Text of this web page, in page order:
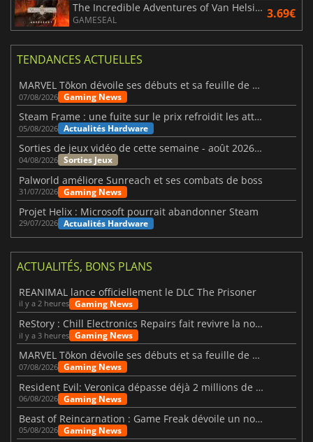
The Incredible Adventures of Van Helsing Anthology
GAMESEAL 3.69€
TENDANCES ACTUELLES
MARVEL Tōkon dévoile ses débuts et sa feuille de route
07/08/2026 Gaming News
Steam Frame : une fuite sur le prix refroidit les attentes VR
05/08/2026 Actualités Hardware
Sorties de jeux vidéo de cette semaine - août 2026 (semaine 32)
04/08/2026 Sorties Jeux
Palworld améliore Sunreach et ses combats de boss
31/07/2026 Gaming News
Projet Helix : Microsoft pourrait abandonner Steam
29/07/2026 Actualités Hardware
ACTUALITÉS, BONS PLANS
REANIMAL lance officiellement le DLC The Prisoner
il y a 2 heures Gaming News
ReStory : Chill Electronics Repairs fait revivre la nostalgie des années 2000
il y a 3 heures Gaming News
MARVEL Tōkon dévoile ses débuts et sa feuille de route
07/08/2026 Gaming News
Resident Evil: Veronica dépasse déjà 2 millions de wishlists
06/08/2026 Gaming News
Beast of Reincarnation : Game Freak dévoile un nouveau pari
05/08/2026 Gaming News